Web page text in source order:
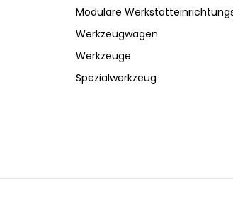
Modulare
Werkzeugwagen
Werkzeuge
Spezialwerkzeug